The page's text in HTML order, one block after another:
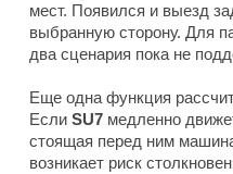
мест. Появился и выезд
выбранную сторону. Для
два сценария пока не
Еще одна функция
Если SU7 медленно
стоящая перед ним
возникает риск